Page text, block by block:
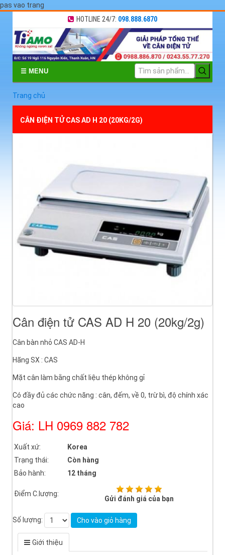
pas vao trang
HOTLINE 24/7: 098.888.6870
☰ MENU
Trang chủ
CÂN ĐIỆN TỬ CAS AD H 20 (20KG/2G)
Cân điện tử CAS AD H 20 (20kg/2g)
Cân bàn nhỏ CAS AD-H
Hãng SX : CAS
Mặt cân làm bằng chất liệu thép không gỉ
Có đầy đủ các chức năng : cân, đếm, về 0, trừ bì, độ chính xác
cao
Giá: LH 0969 882 782
Xuất xứ:
Korea
Trạng thái:
Còn hàng
Bảo hành:
12 tháng
Điểm C.lượng:
Gửi đánh giá của bạn
Số lượng: Cho vào giỏ hàng
Giới thiệu